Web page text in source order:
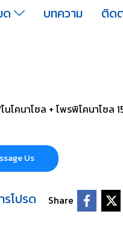
ด บทความ
ติด
คนาโซล + โพรพิโคนาโซล
Us
รโปรด Share